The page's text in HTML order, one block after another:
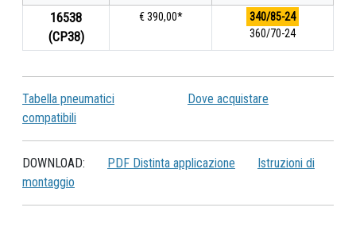
16538
(CP38)
€ 390,00*
340/85-24
360/70-24
Tabella pneumatici
compatibili
Dove acquistare
DOWNLOAD: PDF Distinta applicazione
Istruzioni di
montaggio